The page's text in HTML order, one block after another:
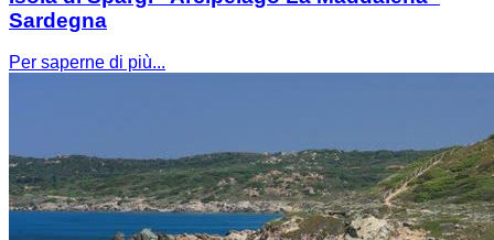
Sardegna
Per saperne di più...